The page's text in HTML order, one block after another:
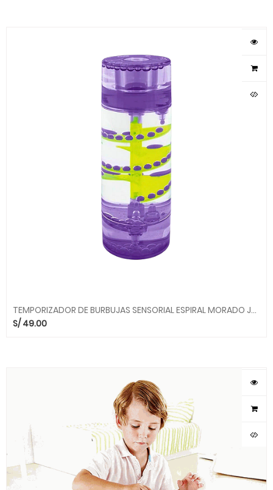
TEMPORIZADOR DE BURBUJAS SENSORIAL ESPIRAL MORADO JSP018 ALEGRIA
S/49.00